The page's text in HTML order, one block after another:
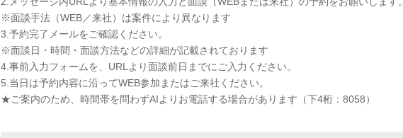
※面談手法（WEB／来社）は案件により異なります
3.予約完了メールをご確認ください。
※面談日・時間・面談方法などの詳細が記載されております
4.事前入力フォームを、URLより面談前日までにご入力ください。
5.当日は予約内容に沿ってWEB参加またはご来社ください。
★ご案内のため、時間帯を問わずAIよりお電話する場合があります（下4桁：8058）